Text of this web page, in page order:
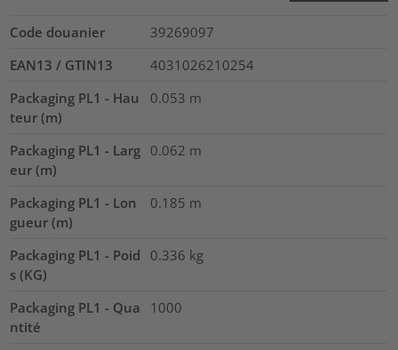
Code douanier
39269097
EAN13 / GTIN13
4031026210254
Packaging PL1 - Hau
teur (m)
0.053 m
Packaging PL1 - Larg
eur (m)
0.062 m
Packaging PL1 - Lon
gueur (m)
0.185 m
Packaging PL1 - Poid
s (KG)
0.336 kg
Packaging PL1 - Qua
ntité
1000